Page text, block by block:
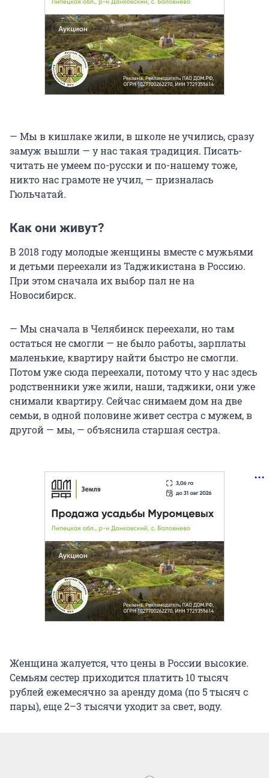
— Мы в кишлаке жили, в школе не учились, сразу
замуж вышли — у нас такая традиция. Писать-
читать не умеем по-русски и по-нашему тоже,
никто нас грамоте не учил, — призналась
Гюльчатай.
Как они живут?
В 2018 году молодые женщины вместе с мужьями
и детьми переехали из Таджикистана в Россию.
При этом сначала их выбор пал не на
Новосибирск.
— Мы сначала в Челябинск переехали, но там
остаться не смогли — не было работы, зарплаты
маленькие, квартиру найти быстро не смогли.
Потом уже сюда переехали, потому что у нас здесь
родственники уже жили, наши, таджики, они уже
снимали квартиру. Сейчас снимаем дом на две
семьи, в одной половине живет сестра с мужем, в
другой — мы, — объяснила старшая сестра.
Женщина жалуется, что цены в России высокие.
Семьям сестер приходится платить 10 тысяч
рублей ежемесячно за аренду дома (по 5 тысяч с
пары), еще 2–3 тысячи уходит за свет, воду.